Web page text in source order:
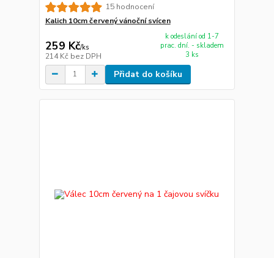
15 hodnocení
Kalich 10cm červený vánoční svícen
259 Kč/ks
214 Kč bez DPH
k odeslání od 1-7
prac. dní. - skladem
3 ks
Přidat do košíku